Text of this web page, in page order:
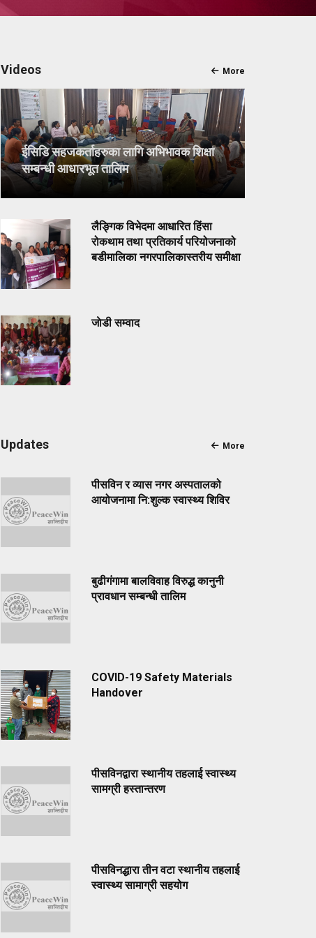
Videos More
ईसिडि सहजकर्ताहरुका लागि अभिभावक शिक्षा
सम्बन्धी आधारभूत तालिम
लैङ्गिक विभेदमा आधारित हिंसा
रोकथाम तथा प्रतिकार्य परियोजनाको
बडीमालिका नगरपालिकास्तरीय समीक्षा
जाेडी सम्वाद
Updates More
पीसविन र व्यास नगर अस्पतालको
आयोजनामा नि:शुल्क स्वास्थ्य शिविर
बुढीगंगामा बालविवाह विरुद्ध कानुनी
प्रावधान सम्बन्धी तालिम
COVID-19 Safety Materials
Handover
पीसविनद्वारा स्थानीय तहलाई स्वास्थ्य
सामग्री हस्तान्तरण
पीसविनद्धारा तीन वटा स्थानीय तहलाई
स्वास्थ्य सामाग्री सहयोग